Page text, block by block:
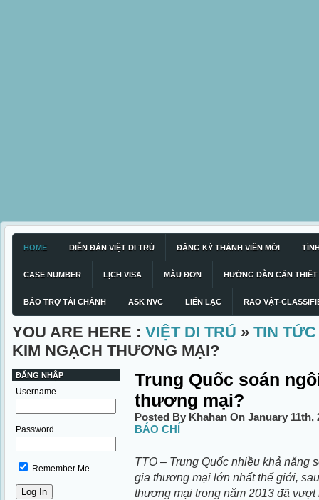
HOME DIỄN ĐÀN VIỆT DI TRÚ ĐĂNG KÝ THÀNH VIÊN MỚI
CASE NUMBER LỊCH VISA MẪU ĐƠN HƯỚNG DẪN CẦN THIẾT
BẢO TRỢ TÀI CHÁNH ASK NVC LIÊN LẠC RAO VẶT-
YOU ARE HERE : VIỆT DI TRÚ » TIN
KIM NGẠCH THƯƠNG MẠI?
ĐĂNG NHẬP
Username
Password
Remember Me
Trung Quốc soán
thương mại?
Posted By Khahan On January 11th,
BÁO CHÍ
TTO – Trung Quốc nhiều khả năng
gia thương mại lớn nhất thế giới,
thương mại trong năm 2013 đã